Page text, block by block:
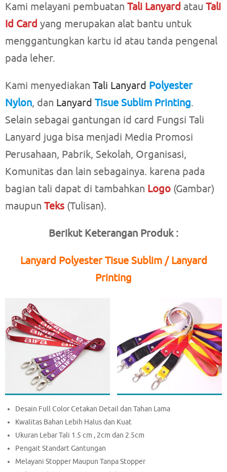
Kami melayani pembuatan Tali Lanyard atau Tali
Id Card yang merupakan alat bantu untuk
menggantungkan kartu id atau tanda pengenal
pada leher.
Kami menyediakan Tali Lanyard Polyester
Nylon, dan Lanyard Tisue Sublim Printing.
Selain sebagai gantungan id card Fungsi Tali
Lanyard juga bisa menjadi Media Promosi
Perusahaan, Pabrik, Sekolah, Organisasi,
Komunitas dan lain sebagainya. karena pada
bagian tali dapat di tambahkan Logo (Gambar)
maupun Teks (Tulisan).
Berikut Keterangan Produk :
Lanyard Polyester Tisue Sublim / Lanyard
Printing
Desain Full Color Cetakan Detail dan Tahan Lama
Kwalitas Bahan Lebih Halus dan Kuat
Ukuran Lebar Tali 1.5 cm , 2cm dan 2.5cm
Pengait Standart Gantungan
Melayani Stopper Maupun Tanpa Stopper